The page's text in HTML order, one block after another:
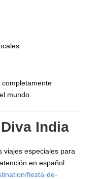
mundo.
India
viajes especiales para
en español.
fiesta-de-